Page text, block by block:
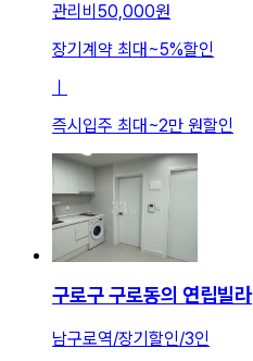
관리비 50,000원
장기계약 최대 ~5%할인
즉시입주 최대 ~2만 원할인
구로구 구로동의 연립빌라
남구로역/장기할인/3인